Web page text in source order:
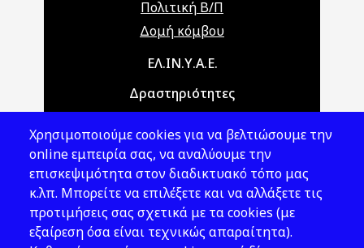
Πολιτική Β/Π
Δομή κόμβου
Main navigationΕΛ.ΙΝ.Υ.Α.Ε.
Δραστηριότητες
Νομοθεσία
Εκδόσεις
Νέα - Εκδηλώσεις
Ακολουθήστε μας
Χρησιμοποιούμε cookies για να βελτιώσουμε την
online εμπειρία σας, να αναλύουμε την
επισκεψιμότητα στον διαδικτυακό τόπο μας
κ.λπ. Μπορείτε να επιλέξετε και να αλλάξετε τις
προτιμήσεις σας σχετικά με τα cookies (με
εξαίρεση όσα είναι τεχνικώς απαραίτητα).